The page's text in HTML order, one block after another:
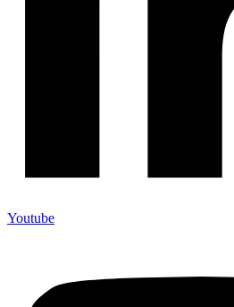
Youtube